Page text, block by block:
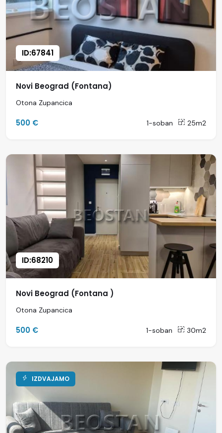
ID:67841
Novi Beograd (Fontana)
Otona Zupancica
500 € 1-soban 25m2
ID:68210
Novi Beograd (Fontana )
Otona Zupancica
500 € 1-soban 30m2
IZDVAJAMO